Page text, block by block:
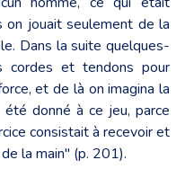
on jouait seulement de la
Dans la suite quelques-
cordes et tendons pour
et de là on imagina la
donné à ce jeu, parce
consistait à recevoir et
la main" (p. 201).